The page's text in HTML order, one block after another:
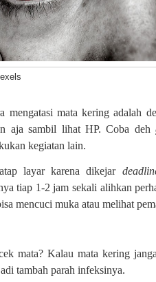
mengatasi mata kering adalah
aja sambil lihat HP. Coba deh
kegiatan lain.
layar karena dikejar
tiap 1-2 jam sekali alihkan
mencuci muka atau melihat
mata? Kalau mata kering
tambah parah infeksinya.